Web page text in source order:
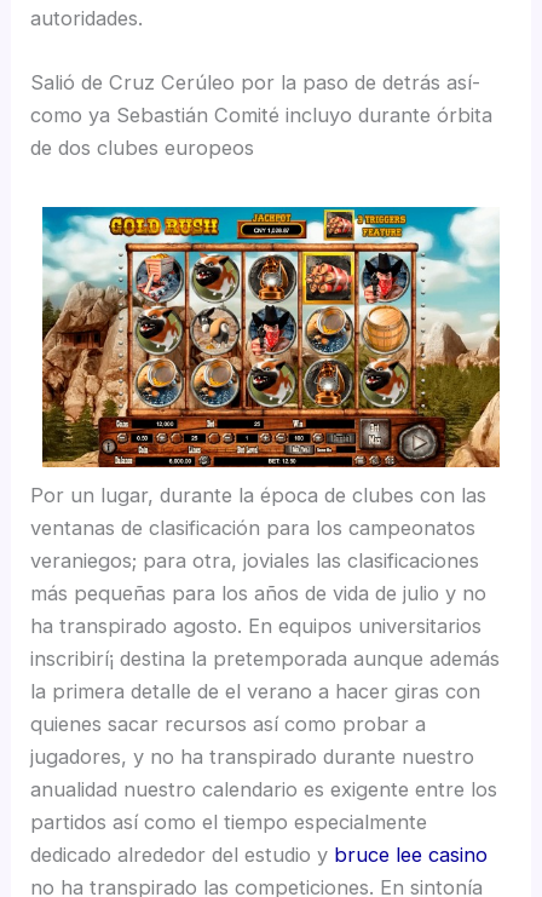
autoridades.
Salió de Cruz Cerúleo por la paso de detrás así­
como ya Sebastián Comité incluyo durante órbita
de dos clubes europeos
Por un lugar, durante la época de clubes con las
ventanas de clasificación para los campeonatos
veraniegos; para otra, joviales las clasificaciones
más pequeñas para los años de vida de julio y no
ha transpirado agosto. En equipos universitarios
inscribirí¡ destina la pretemporada aunque además
la primera detalle de el verano a hacer giras con
quienes sacar recursos así­ como probar a
jugadores, y no ha transpirado durante nuestro
anualidad nuestro calendario es exigente entre los
partidos así­ como el tiempo especialmente
dedicado alrededor del estudio y bruce lee casino
no ha transpirado las competiciones. En sintonía